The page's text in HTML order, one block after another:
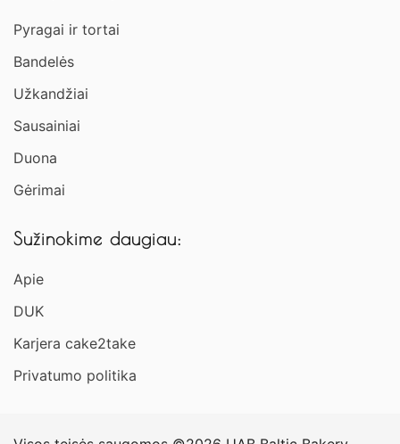
Pyragai ir tortai
Bandelės
Užkandžiai​
Sausainiai
Duona
Gėrimai
Sužinokime daugiau:
Apie
DUK
Karjera cake2take
Privatumo politika